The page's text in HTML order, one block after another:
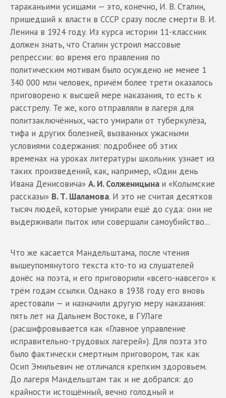
тараканьими усищами — это, конечно, И. В. Сталин,
пришедший к власти в СССР сразу после смерти В. И.
Ленина в 1924 году. Из курса истории 11-классник
должен знать, что Сталин устроил массовые
репрессии: во время его правления по
политическим мотивам было осуждено не менее 1
340 000 млн человек, причём более трети оказалось
приговорено к высшей мере наказания, то есть к
расстрелу. Те же, кого отправляли в лагеря для
политзаключённых, часто умирали от туберкулёза,
тифа и других болезней, вызванных ужасными
условиями содержания: подробнее об этих
временах на уроках литературы школьник узнает из
таких произведений, как, например, «Один день
Ивана Денисовича» А. И. Солженицына и «Колымские
рассказы» В. Т. Шаламова. И это не считая десятков
тысяч людей, которые умирали ещё до суда: они не
выдерживали пыток или совершали самоубийство...
Что же касается Мандельштама, после чтения
вышеупомянутого текста кто-то из слушателей
донёс на поэта, и его приговорили «всего-навсего» к
трём годам ссылки. Однако в 1938 году его вновь
арестовали — и назначили другую меру наказания:
пять лет на Дальнем Востоке, в ГУЛаге
(расшифровывается как «Главное управление
исправительно-трудовых лагерей»). Для поэта это
было фактически смертным приговором, так как
Осип Эмильевич не отличался крепким здоровьем.
До лагеря Мандельштам так и не добрался: до
крайности истощённый, вечно голодный и